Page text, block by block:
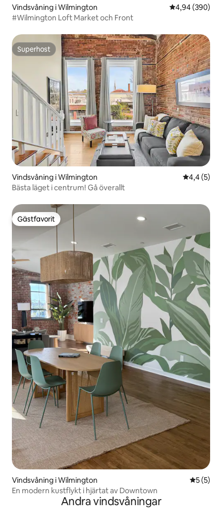
Vindsvåning i Wilmington 4,94 av 5 i
4,94 (390)
#Wilmington Loft Market och Front
Superhost
Superhost
Vindsvåning i Wilmington 4,4 av 5 i
4,4 (5)
Bästa läget i centrum! Gå överallt
Gästfavorit
Gästfavorit
Vindsvåning i Wilmington 5 av 5 i
5 (5)
En modern kustflykt i hjärtat av Downtown
Andra vindsvåningar